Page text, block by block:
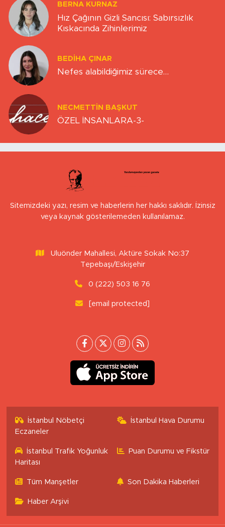
BERNA KURNAZ
Hız Çağının Gizli Sancısı: Sabırsızlık
Kıskacında Zihinlerimiz
BEDIHA ÇINAR
Nefes alabildiğimiz sürece…
NECMETTIN BAŞKUT
ÖZEL İNSANLARA-3-
Sitemizdeki yazı, resim ve haberlerin her hakkı saklıdır. İzinsiz
veya kaynak gösterilemeden kullanılamaz.
Uluönder Mahallesi, Aktüre Sokak No:37
Tepebaşı/Eskişehir
0 (222) 503 16 76
[email protected]
İstanbul Nöbetçi
Eczaneler
İstanbul Hava Durumu
İstanbul Trafik Yoğunluk
Haritası
Puan Durumu ve Fikstür
Tüm Manşetler Son Dakika Haberleri
Haber Arşivi